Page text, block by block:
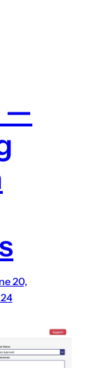
—
20,